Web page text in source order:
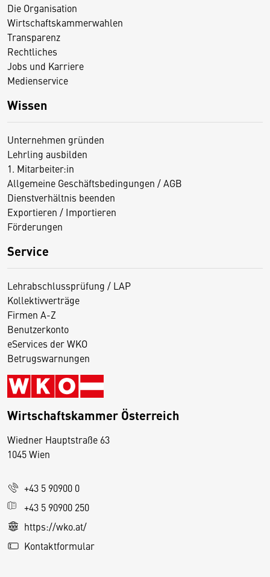
Die Organisation
Wirtschaftskammerwahlen
Transparenz
Rechtliches
Jobs und Karriere
Medienservice
Wissen
Unternehmen gründen
Lehrling ausbilden
1. Mitarbeiter:in
Allgemeine Geschäftsbedingungen / AGB
Dienstverhältnis beenden
Exportieren / Importieren
Förderungen
Service
Lehrabschlussprüfung / LAP
Kollektivverträge
Firmen A-Z
Benutzerkonto
eServices der WKO
Betrugswarnungen
Wirtschaftskammer Österreich
Wiedner Hauptstraße 63
1045 Wien
+43 5 90900 0
+43 5 90900 250
https://wko.at/
Kontaktformular
D
s
e
S
e